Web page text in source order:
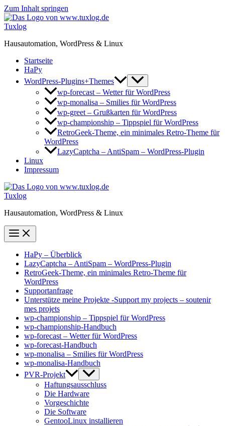
Zum Inhalt springen
Tuxlog
Hausautomation, WordPress & Linux
Startseite
HaPy
WordPress-Plugins+Themes
wp-forecast – Wetter für WordPress
wp-monalisa – Smilies für WordPress
wp-greet – Grußkarten für WordPress
wp-championship – Tippspiel für WordPress
RetroGeek-Theme, ein minimales Retro-Theme für
WordPress
LazyCaptcha – AntiSpam – WordPress-Plugin
Linux
Impressum
Tuxlog
Hausautomation, WordPress & Linux
HaPy – Überblick
LazyCaptcha – AntiSpam – WordPress-Plugin
RetroGeek-Theme, ein minimales Retro-Theme für
WordPress
Supportanfrage
Unterstütze meine Projekte -Support my projects – soutenir
mes projets
wp-championship – Tippspiel für WordPress
wp-championship-Handbuch
wp-forecast – Wetter für WordPress
wp-forecast-Handbuch
wp-monalisa – Smilies für WordPress
wp-monalisa-Handbuch
PVR-Projekt
Haftungsausschluss
Die Hardware
Vorgeschichte
Die Software
GentooLinux installieren